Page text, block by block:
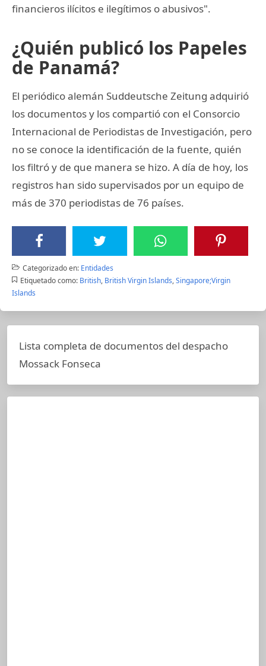
financieros ilícitos e ilegítimos o abusivos".
¿Quién publicó los Papeles
de Panamá?
El periódico alemán Suddeutsche Zeitung adquirió
los documentos y los compartió con el Consorcio
Internacional de Periodistas de Investigación, pero
no se conoce la identificación de la fuente, quién
los filtró y de que manera se hizo. A día de hoy, los
registros han sido supervisados por un equipo de
más de 370 periodistas de 76 países.
Categorizado en: Entidades
Etiquetado como: British, British Virgin Islands,Singapore;Virgin
Islands
Lista completa de documentos del despacho
Mossack Fonseca